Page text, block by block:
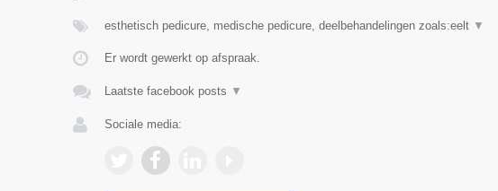
esthetisch pedicure, medische pedicure, deelbehandelingen zoals:eelt ▼
Er wordt gewerkt op afspraak.
Laatste facebook posts ▼
Sociale media: